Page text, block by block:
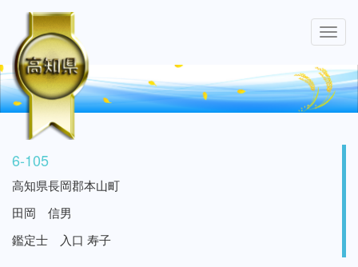
6-105
高知県長岡郡本山町
田岡 信男
鑑定士 入口 寿子